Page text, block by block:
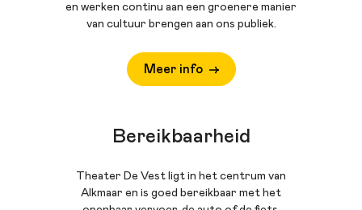
en werken continu aan een groenere manier
van cultuur brengen aan ons publiek.
Meer info
Bereikbaarheid
Theater De Vest ligt in het centrum van
Alkmaar en is goed bereikbaar met het